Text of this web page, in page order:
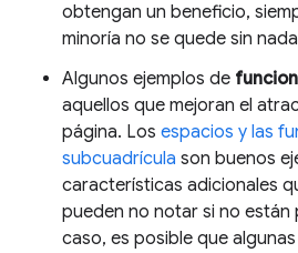
obtengan un beneficio,
minoría no se quede sin
Algunos ejemplos de
aquellos que mejoran el
página. Los espacios y las
subcuadrícula son buenos
características adicionales
pueden no notar si no están
caso, es posible que